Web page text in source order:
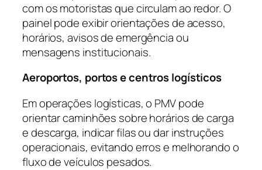
com os motoristas que circulam ao redor. O
painel pode exibir orientações de acesso,
horários, avisos de emergência ou
mensagens institucionais.
Aeroportos, portos e centros logísticos
Em operações logísticas, o PMV pode
orientar caminhões sobre horários de carga
e descarga, indicar filas ou dar instruções
operacionais, evitando erros e melhorando o
fluxo de veículos pesados.